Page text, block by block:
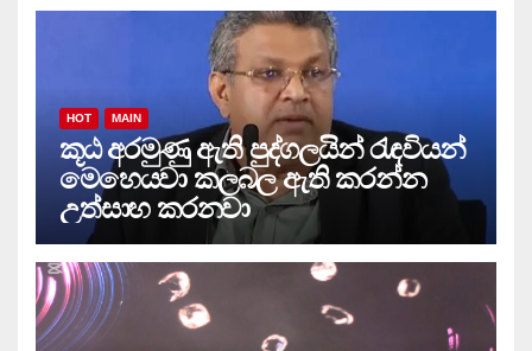
HOT MAIN
කූඨ අරමුණු ඇති පුද්ගලයින් රැඳවියන්
මෙහෙයවා කලබල ඇති කරන්න
උත්සාහ කරනවා